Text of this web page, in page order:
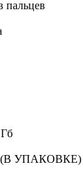
пальцев
УПАКОВКЕ)